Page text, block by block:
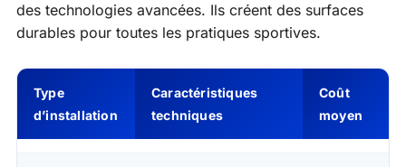
des technologies avancées. Ils créent des surfaces
durables pour toutes les pratiques sportives.
Type
d’installation
Caractéristiques
techniques
Coût
moyen